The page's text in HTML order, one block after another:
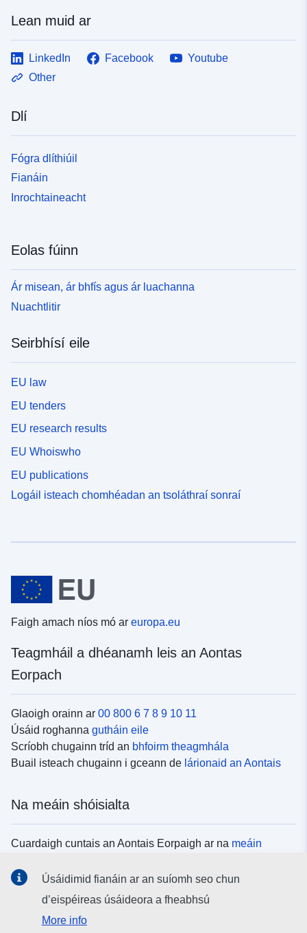
Lean muid ar
LinkedIn Facebook
Youtube
Other
Dlí
Fógra dlíthiúil
Fianáin
Inrochtaineacht
Eolas fúinn
Ár misean, ár bhfís agus ár luachanna
Nuachtlitir
Seirbhísí eile
EU law
EU tenders
EU research results
EU Whoiswho
EU publications
Logáil isteach chomhéadan an tsoláthraí sonraí
Faigh amach níos mó ar europa.eu
Teagmháil a dhéanamh leis an Aontas
Eorpach
Glaoigh orainn ar 00 800 6 7 8 9 10 11
Úsáid roghanna gutháin eile
Scríobh chugainn tríd an bhfoirm theagmhála
Buail isteach chugainn i gceann de lárionaid an Aontais
Na meáin shóisialta
Cuardaigh cuntais an Aontais Eorpaigh ar na meáin
Úsáidimid fianáin ar an suíomh seo chun
d’eispéireas úsáideora a fheabhsú
More info